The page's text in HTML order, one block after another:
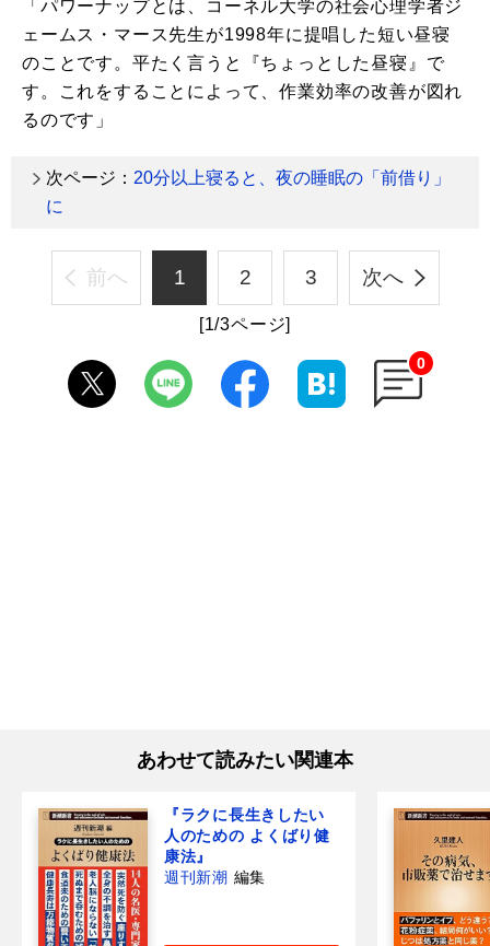
「パワーナップとは、コーネル大学の社会心理学者ジ
ェームス・マース先生が1998年に提唱した短い昼寝
のことです。平たく言うと『ちょっとした昼寝』で
す。これをすることによって、作業効率の改善が図れ
るのです」
次ページ： 20分以上寝ると、夜の睡眠の「前借り」
に
前へ 1 2 3 次へ
[1/3ページ]
0
あわせて読みたい関連本
『ラクに長生きしたい
人のための よくばり健
康法』
週刊新潮 編集